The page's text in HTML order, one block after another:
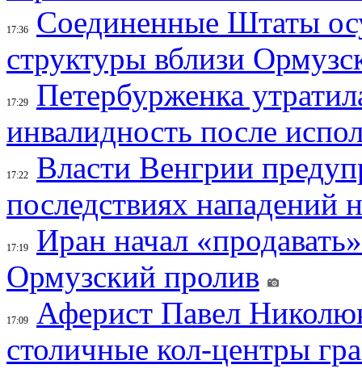
17:36
Соединенные Штаты
структуры вблизи
17:29
Петербурженка
инвалидность после
17:22
Власти Венгрии
последствиях нападений
17:19
Иран начал
Ормузский пролив
17:09
Аферист Павел
столичные кол-центры